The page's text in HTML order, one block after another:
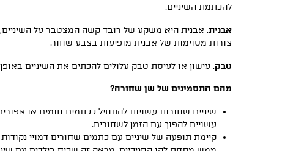
להכתמת השיניים.
אבנית. אבנית היא משקע של רובד קשה המצטבר על השיניים,
צורות מסוימות של אבנית מופיעות בצבע שחור.
טבק. עישון או לעיסת טבק עלולים להכתים את השיניים
מהם התסמינים של שן שחורה?
שיניים שחורות עשויות להתחיל ככתמים חומים או
עשויים להפוך עם הזמן לשחורים.
קיימת תופעה של שיניים עם כתמים שחורים דמויי